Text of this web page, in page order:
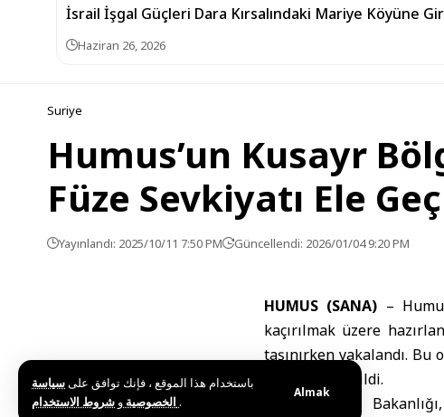
باستخدام هذا الموقع ، فإنك توافق علىسياسة
الخصوصية و .
Almak
İsrail İşgal Güçleri Dara Kırsalındaki Mariye Köyüne
Haziran 26, 2026
Suriye
Humus’un Kusayr
Füze Sevkiyatı Ele
Yayınlandı: 2025/10/11 7:50 PM Güncellendi: 2026/01/04 9:20 PM
HUMUS (SANA) –
kaçırılmak üzere
taşınırken yakalandı.
olarak kaydedildi.
Suriye İçişleri Bakanlığı